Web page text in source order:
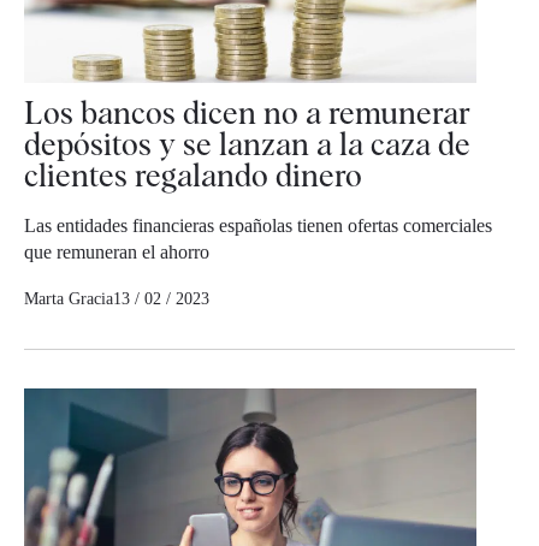
Los bancos dicen no a remunerar
depósitos y se lanzan a la caza de
clientes regalando dinero
Las entidades financieras españolas tienen ofertas comerciales
que remuneran el ahorro
Marta Gracia13 / 02 / 2023